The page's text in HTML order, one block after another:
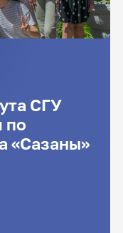
СГУ
по
«Сазаны»